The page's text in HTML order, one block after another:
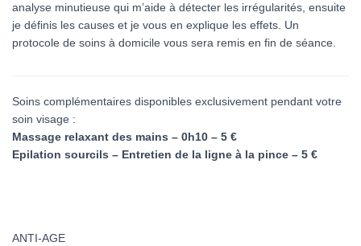
analyse minutieuse qui m’aide à détecter les irrégularités, ensuite
je définis les causes et je vous en explique les effets. Un
protocole de soins à domicile vous sera remis en fin de séance.
Soins complémentaires disponibles exclusivement pendant votre
soin visage :
Massage relaxant des mains – 0h10 – 5 €
Epilation sourcils – Entretien de la ligne à la pince – 5 €
ANTI-AGE